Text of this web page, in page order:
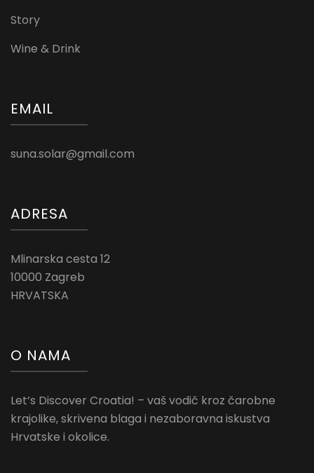
Story
Wine & Drink
EMAIL
suna.solar@gmail.com
ADRESA
Mlinarska cesta 12
10000 Zagreb
HRVATSKA
O NAMA
Let’s Discover Croatia! – vaš vodič kroz čarobne
krajolike, skrivena blaga i nezaboravna iskustva
Hrvatske i okolice.